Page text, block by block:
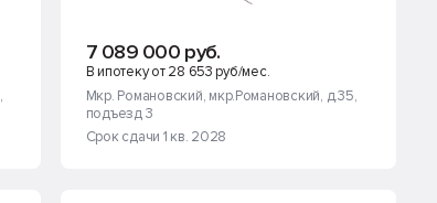
,
7 089 000 руб.
В ипотеку от 28 653 руб/мес.
Мкр. Романовский, мкр.Романовский, д.35,
подъезд 3
Срок сдачи 1 кв. 2028